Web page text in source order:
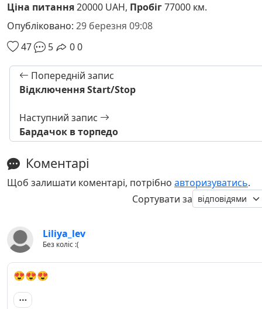
Ціна питання20000 UAH, Пробіг77000 км.
Опубліковано: 29 березня 09:08
47
5 00
Попередній запис
Відключення Start/Stop
Наступний запис
Бардачок в торпедо
Коментарі
Щоб залишати коментарі, потрібно авторизуватись.
Сортувати за
Liliya_lev
Без коліс :(
😍😍😍